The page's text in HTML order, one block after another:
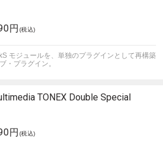
円 (税込)
モジュールを、単独のプラグインとして再構築
・プラグイン。
TONEX Double Special
円 (税込)